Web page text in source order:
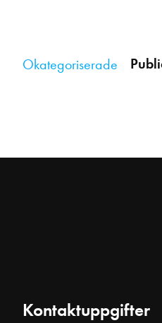
Okategoriserade
Kontaktuppgifter